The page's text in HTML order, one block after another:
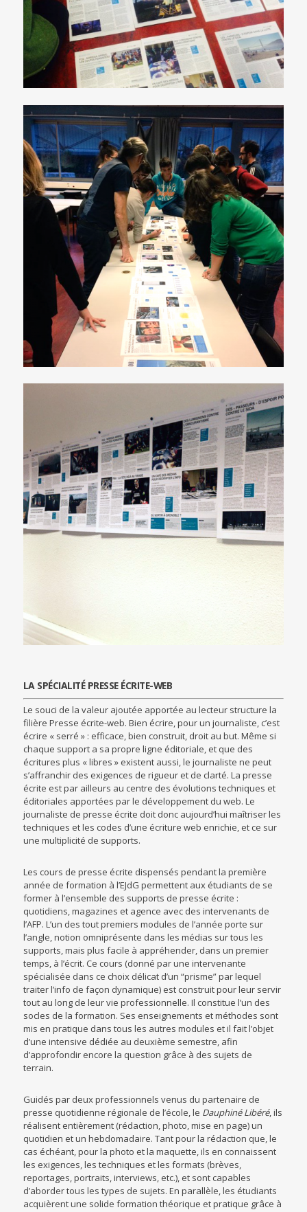
LA SPÉCIALITÉ PRESSE ÉCRITE-WEB
Le souci de la valeur ajoutée apportée au lecteur structure la
filière Presse écrite-web. Bien écrire, pour un journaliste, c’est
écrire « serré » : efficace, bien construit, droit au but. Même si
chaque support a sa propre ligne éditoriale, et que des
écritures plus « libres » existent aussi, le journaliste ne peut
s’affranchir des exigences de rigueur et de clarté. La presse
écrite est par ailleurs au centre des évolutions techniques et
éditoriales apportées par le développement du web. Le
journaliste de presse écrite doit donc aujourd’hui maîtriser les
techniques et les codes d’une écriture web enrichie, et ce sur
une multiplicité de supports.
Les cours de presse écrite dispensés pendant la première
année de formation à l’EJdG permettent aux étudiants de se
former à l’ensemble des supports de presse écrite :
quotidiens, magazines et agence avec des intervenants de
l’AFP. L’un des tout premiers modules de l’année porte sur
l’angle, notion omniprésente dans les médias sur tous les
supports, mais plus facile à appréhender, dans un premier
temps, à l’écrit. Ce cours (donné par une intervenante
spécialisée dans ce choix délicat d’un “prisme” par lequel
traiter l’info de façon dynamique) est construit pour leur servir
tout au long de leur vie professionnelle. Il constitue l’un des
socles de la formation. Ses enseignements et méthodes sont
mis en pratique dans tous les autres modules et il fait l’objet
d’une intensive dédiée au deuxième semestre, afin
d’approfondir encore la question grâce à des sujets de
terrain.
Guidés par deux professionnels venus du partenaire de
presse quotidienne régionale de l’école, le Dauphiné Libéré, ils
réalisent entièrement (rédaction, photo, mise en page) un
quotidien et un hebdomadaire. Tant pour la rédaction que, le
cas échéant, pour la photo et la maquette, ils en connaissent
les exigences, les techniques et les formats (brèves,
reportages, portraits, interviews, etc.), et sont capables
d’aborder tous les types de sujets. En parallèle, les étudiants
acquièrent une solide formation théorique et pratique grâce à